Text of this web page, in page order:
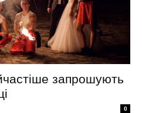
запрошують
0